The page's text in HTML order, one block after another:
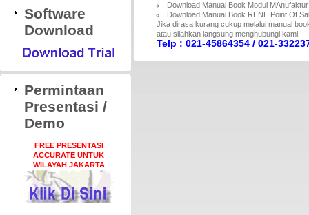
Software
Download
Permintaan
Presentasi /
Demo
FREE PRESENTASI
ACCURATE UNTUK
WILAYAH JAKARTA
Download Manual Book Modul
Download Manual Book RENE Point Of
Jika dirasa kurang cukup melalui manual
atau silahkan langsung menghubungi kami.
Telp : 021-45864354 / 021-